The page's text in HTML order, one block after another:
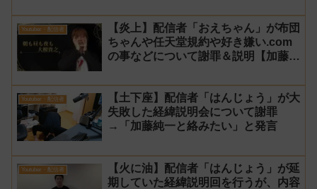
Youtuber・配信者
【炎上】配信者「おえちゃん」が布団
ちゃんや任天堂規約や好き嫌い.com
の事などについて謝罪＆説明【加藤純
Youtuber・配信者
【土下座】配信者「はんじょう」が大
失敗した経緯説明会について謝罪
→「加藤純一と絡みたい」と発言
Youtuber・配信者
【火に油】配信者「はんじょう」が延
期していた経緯説明回を行うが、内容